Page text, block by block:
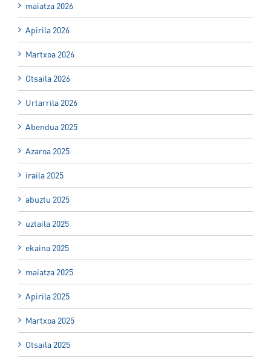
maiatza 2026
Apirila 2026
Martxoa 2026
Otsaila 2026
Urtarrila 2026
Abendua 2025
Azaroa 2025
iraila 2025
abuztu 2025
uztaila 2025
ekaina 2025
maiatza 2025
Apirila 2025
Martxoa 2025
Otsaila 2025